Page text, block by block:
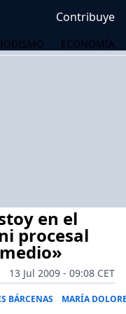
Contribuye
ECONOMÍA
en el
procesal
13 Jul 2009 - 09:08 CET
BÁRCENAS MARÍA